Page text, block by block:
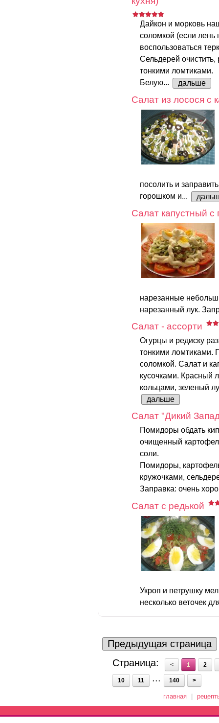
Дайкон и морковь
соломкой (если лень
воспользоваться
Сельдерей очистить,
тонкими ломтиками.
Белую...
дальше
Салат из лосося с
посолить и
горошком и...
Салат капустный
нарезанные
нарезанный лук.
Салат - ассорти
Огурцы и редиску
тонкими ломтиками.
соломкой. Салат и
кусочками. Красный
кольцами, зеленый
дальше
Салат "Дикий
Помидоры обдать
очищенный
соли.
Помидоры,
кружочками,
Заправка: очень
Салат с редькой
Укроп и петрушку
несколько веточек
Предыдущая страница
Страница:
< 1 2
10 11 ... 140 >
главная